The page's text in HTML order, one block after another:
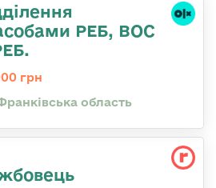
РЕБ, ВОС
грн
область